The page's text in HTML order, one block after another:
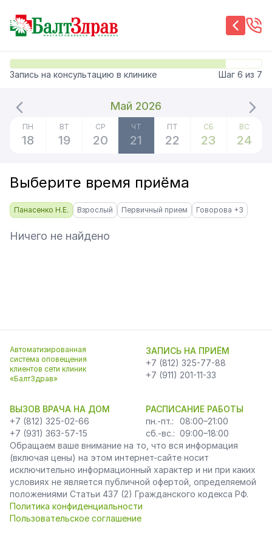
Запись на консультацию в клинике Шаг 6 из 7
Май 2026
ПН
18
ВТ
19
СР
20
ЧТ
21
ПТ
22
СБ
23
ВС
24
Выберите время приёма
Панасенко Н.Е. Взрослый Первичный прием Говорова +3
Ничего не найдено
Автоматизированная
система оповещения
клиентов сети клиник
«БалтЗдрав»
ЗАПИСЬ НА ПРИЁМ
+7 (812) 325-77-88
+7 (911) 201-11-33
ВЫЗОВ ВРАЧА НА ДОМ
+7 (812) 325-02-66
+7 (931) 363-57-15
РАСПИСАНИЕ РАБОТЫ
пн.-пт.:
08:00–21:00
сб.-вс.: 09:00–18:00
Обращаем ваше внимание на то, что вся информация
(включая цены) на этом интернет-сайте носит
исключительно информационный характер и ни при каких
условиях не является публичной офертой, определяемой
положениями Статьи 437 (2) Гражданского кодекса РФ.
Политика конфиденциальности
Пользовательское соглашение